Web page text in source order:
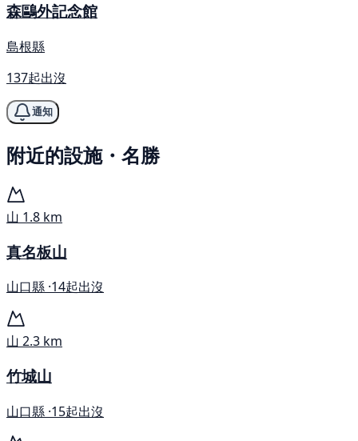
森鷗外記念館
島根縣
137起出沒
通知
附近的設施・名勝
山 1.8 km
真名板山
山口縣 ·14起出沒
山 2.3 km
竹城山
山口縣 ·15起出沒